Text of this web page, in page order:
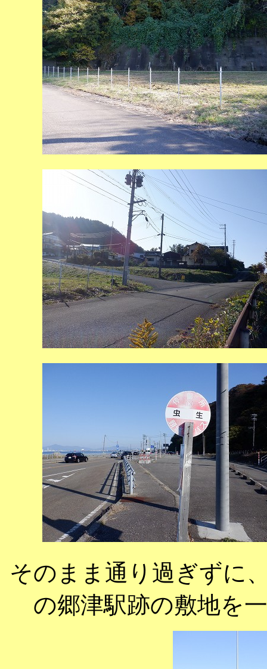
そのまま通り過ぎずに
の郷津駅跡の敷地を